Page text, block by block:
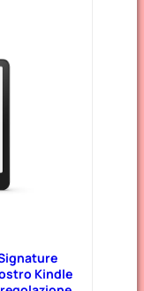
Kindle